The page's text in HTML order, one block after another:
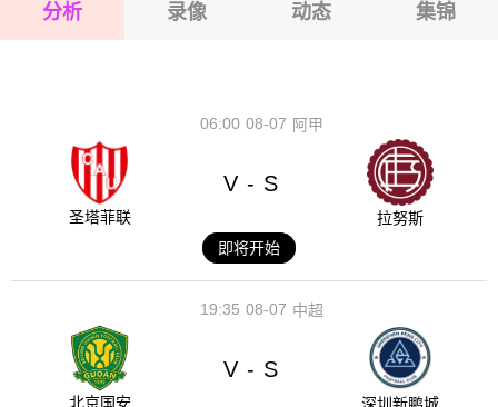
分析 录像 动态 集锦
08-07
06:00 阿甲
圣塔菲联
V - S
拉努斯
即将开始
08-07
19:35 中超
北京国安
V - S